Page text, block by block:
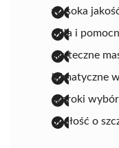
wysoka
miła i
skuteczne
klimatyczne
szeroki
dbałość o